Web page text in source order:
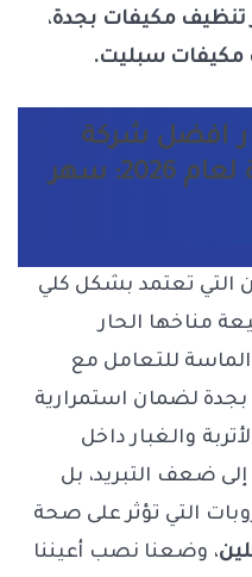
تنظيف مكيفات بجدة،
مكيفات سبليت.
افضل شركة
تنظيف مكيفات بجدة لعام 2026: سهر
التي تعتمد بشكل كلي
مناخها الحار
الماسة للتعامل مع
لضمان استمرارية
والغبار داخل
ضعف التبريد، بل
التي تؤثر على صحة
، وضعنا نصب أعيننا